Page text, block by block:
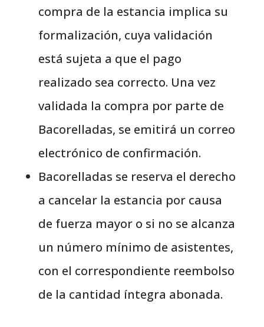
compra de la estancia implica su
formalización, cuya validación
está sujeta a que el pago
realizado sea correcto. Una vez
validada la compra por parte de
Bacorelladas, se emitirá un correo
electrónico de confirmación.
Bacorelladas se reserva el derecho
a cancelar la estancia por causa
de fuerza mayor o si no se alcanza
un número mínimo de asistentes,
con el correspondiente reembolso
de la cantidad íntegra abonada.